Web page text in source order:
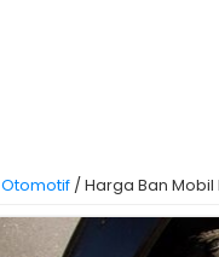
Otomotif /Harga Ban